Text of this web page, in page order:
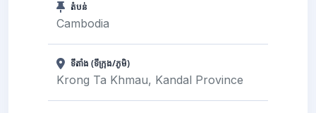
តំបន់
Cambodia
ទីតាំង (ទីក្រុង/ភូមិ)
Krong Ta Khmau, Kandal Province